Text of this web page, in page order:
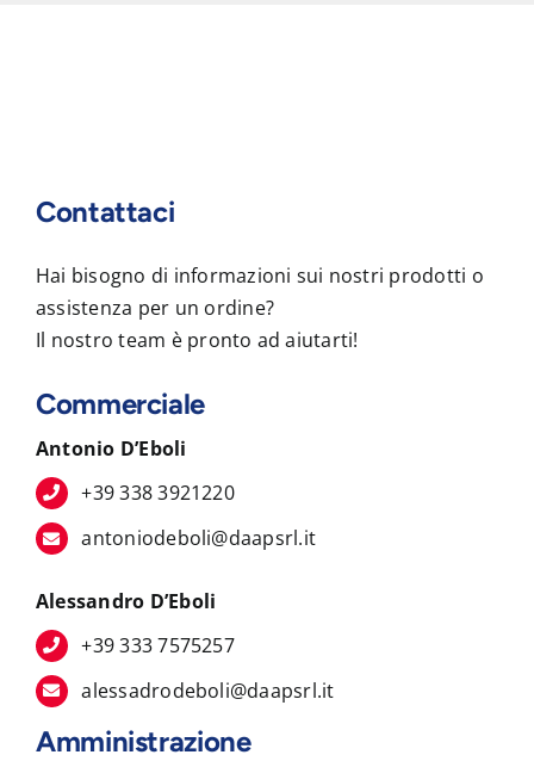
Contattaci
Hai bisogno di informazioni sui nostri prodotti o
assistenza per un ordine?
Il nostro team è pronto ad aiutarti!
Commerciale
Antonio D’Eboli
+39 338 3921220
antoniodeboli@daapsrl.it
Alessandro D’Eboli
+39 333 7575257
alessadrodeboli@daapsrl.it
Amministrazione